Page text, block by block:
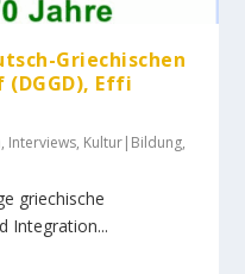
Griechischen
Effi
, Interviews, Kultur|Bildung,
griechische
Integration...